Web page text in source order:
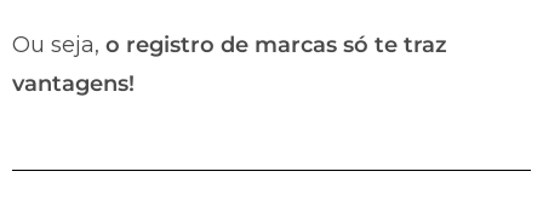
Ou seja, o registro de marcas só te traz
vantagens!